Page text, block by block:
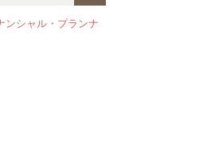
ンシャル・プランナ